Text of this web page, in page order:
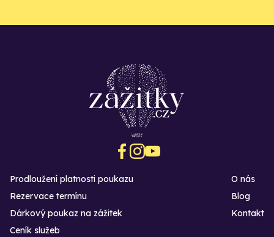
Prodloužení platnosti poukazu
Rezervace termínu
Dárkový poukaz na zážitek
O nás
Blog
Kontakt
Ceník služeb